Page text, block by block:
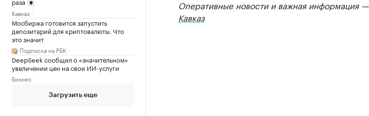
Кавказ
Мосбиржа готовится запустить
депозитарий для криптовалюты. Что
это значит
Подписка на РБК
DeepSeek сообщил о «значительном»
увеличении цен на свои ИИ-услуги
Бизнес
Загрузить еще
Оперативные новости и важная информация
Кавказ